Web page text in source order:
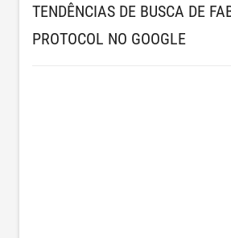
TENDÊNCIAS DE BUSCA DE
PROTOCOL NO GOOGLE